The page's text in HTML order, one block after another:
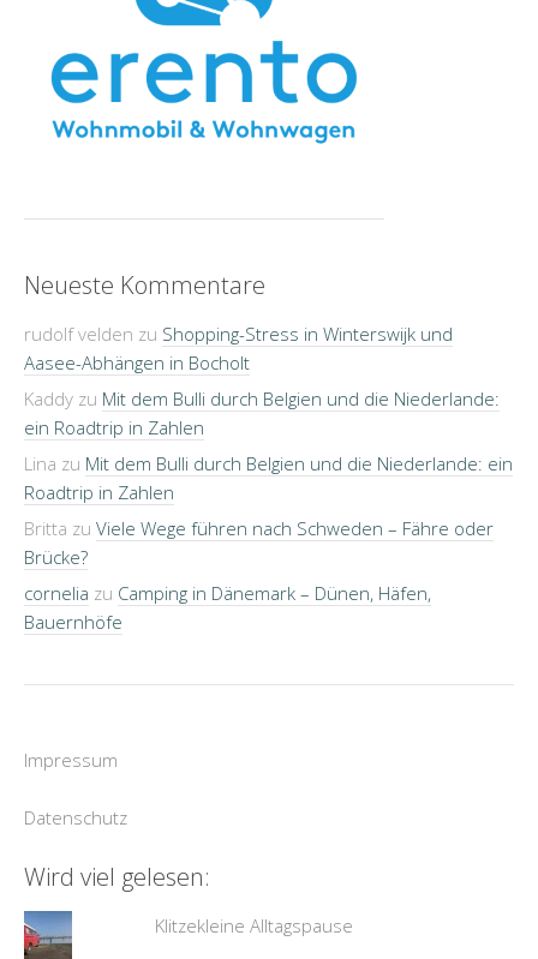
Neueste Kommentare
rudolf velden zu Shopping-Stress in Winterswijk und
Aasee-Abhängen in Bocholt
Kaddy zu Mit dem Bulli durch Belgien und die Niederlande:
ein Roadtrip in Zahlen
Lina zu Mit dem Bulli durch Belgien und die Niederlande: ein
Roadtrip in Zahlen
Britta zu Viele Wege führen nach Schweden – Fähre oder
Brücke?
cornelia zu Camping in Dänemark – Dünen, Häfen,
Bauernhöfe
Impressum
Datenschutz
Wird viel gelesen:
Klitzekleine Alltagspause